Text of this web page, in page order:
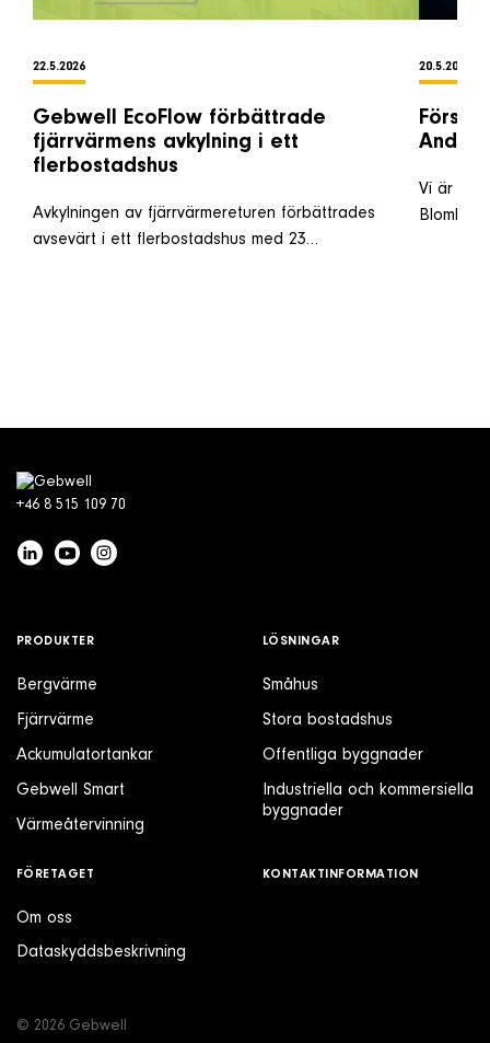
22.5.2026
Gebwell EcoFlow förbättrade
fjärrvärmens avkylning i ett
flerbostadshus
Avkylningen av fjärrvärmereturen förbättrades
avsevärt i ett flerbostadshus med 23…
20.5.2026
Vi är
+46 8 515 109 70
PRODUKTER
Bergvärme
Fjärrvärme
Ackumulatortankar
Gebwell Smart
Värmeåtervinning
LÖSNINGAR
Småhus
Stora bostadshus
Offentliga byggnader
Industriella och kommersiella
byggnader
FÖRETAGET
Om oss
Dataskyddsbeskrivning
KONTAKTINFORMATION
© 2026 Gebwell